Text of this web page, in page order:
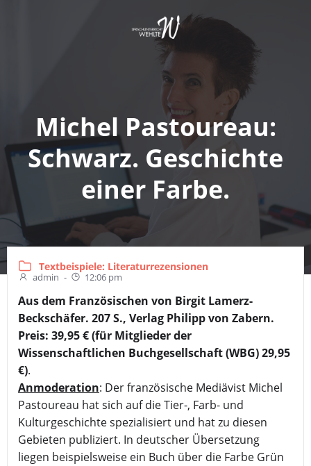
zum
Inhalt
Michel Pastoureau:
Schwarz. Geschichte
einer Farbe.
Textbeispiele: Literaturrezensionen
admin - 12:06 pm
Aus dem Französischen von Birgit Lamerz-
Beckschäfer. 207 S., Verlag Philipp von Zabern.
Preis: 39,95 € (für Mitglieder der
Wissenschaftlichen Buchgesellschaft (WBG) 29,95
€).
Anmoderation: Der französische Mediävist Michel
Pastoureau hat sich auf die Tier-, Farb- und
Kulturgeschichte spezialisiert und hat zu diesen
Gebieten publiziert. In deutscher Übersetzung
liegen beispielsweise ein Buch über die Farbe Grün